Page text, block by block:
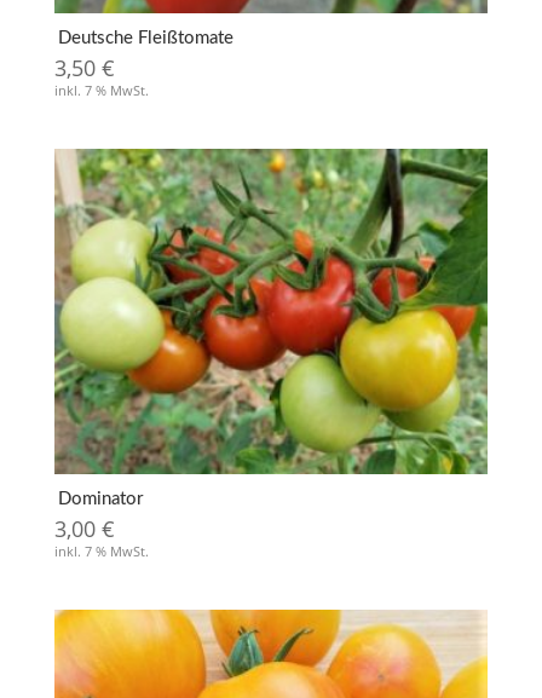
Deutsche Fleißtomate
3,50 €
inkl. 7 % MwSt.
Dominator
3,00 €
inkl. 7 % MwSt.